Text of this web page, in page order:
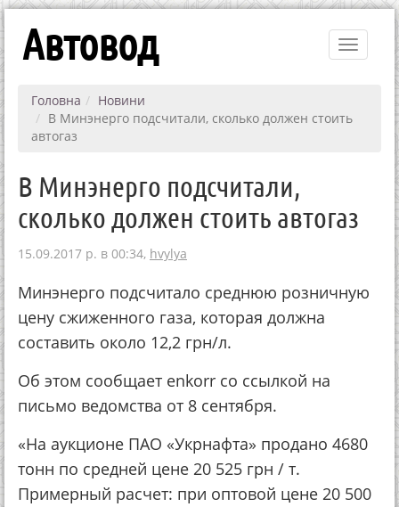
Toggle
Автовод
Головна
Новини
В Минэнерго подсчитали, сколько должен стоить
автогаз
В Минэнерго подсчитали,
сколько должен стоить автогаз
15.09.2017 р. в 00:34, hvylya
Минэнерго подсчитало среднюю розничную
цену сжиженного газа, которая должна
составить около 12,2 грн/л.
Об этом сообщает enkorr со ссылкой на
письмо ведомства от 8 сентября.
«На аукционе ПАО «Укрнафта» продано 4680
тонн по средней цене 20 525 грн / т.
Примерный расчет: при оптовой цене 20 500